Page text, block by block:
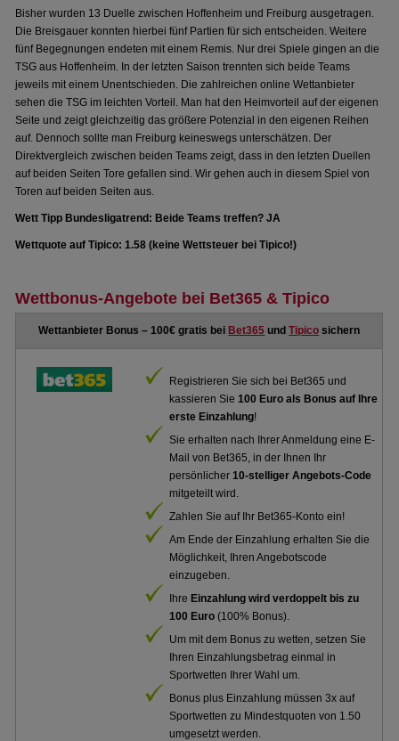
Bisher wurden 13 Duelle zwischen Hoffenheim und Freiburg ausgetragen.
Die Breisgauer konnten hierbei fünf Partien für sich entscheiden. Weitere
fünf Begegnungen endeten mit einem Remis. Nur drei Spiele gingen an die
TSG aus Hoffenheim. In der letzten Saison trennten sich beide Teams
jeweils mit einem Unentschieden. Die zahlreichen online Wettanbieter
sehen die TSG im leichten Vorteil. Man hat den Heimvorteil auf der eigenen
Seite und zeigt gleichzeitig das größere Potenzial in den eigenen Reihen
auf. Dennoch sollte man Freiburg keineswegs unterschätzen. Der
Direktvergleich zwischen beiden Teams zeigt, dass in den letzten Duellen
auf beiden Seiten Tore gefallen sind. Wir gehen auch in diesem Spiel von
Toren auf beiden Seiten aus.
Wett Tipp Bundesligatrend: Beide Teams treffen? JA
Wettquote auf Tipico: 1.58 (keine Wettsteuer bei Tipico!)
Wettbonus-Angebote bei Bet365 & Tipico
Wettanbieter Bonus – 100€ gratis bei Bet365 undTipico sichern
Registrieren Sie sich bei Bet365 und
kassieren Sie100 Euro als Bonus auf Ihre
erste Einzahlung!
Sie erhalten nach Ihrer Anmeldung eine E-
Mail von Bet365, in der Ihnen Ihr
persönlicher10-stelliger Angebots-Code
mitgeteilt wird.
Zahlen Sie auf Ihr Bet365-Konto ein!
Am Ende der Einzahlung erhalten Sie die
Möglichkeit, Ihren Angebotscode
einzugeben.
Ihre Einzahlung wird verdoppelt bis zu
100 Euro (100% Bonus).
Um mit dem Bonus zu wetten, setzen Sie
Ihren Einzahlungsbetrag einmal in
Sportwetten Ihrer Wahl um.
Bonus plus Einzahlung müssen 3x auf
Sportwetten zu Mindestquoten von 1.50
umgesetzt werden.